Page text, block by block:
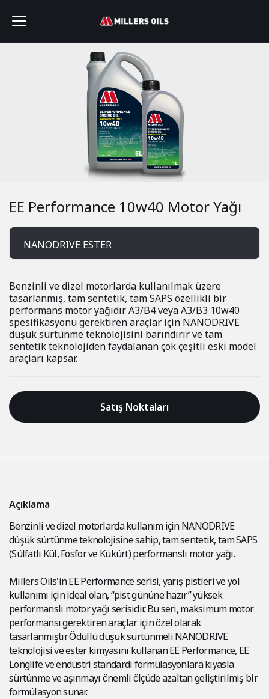
EE Performance 10w40 Motor Yağı
NANODRIVE ESTER
Benzinli ve dizel motorlarda kullanılmak üzere
tasarlanmış, tam sentetik, tam SAPS özellikli bir
performans motor yağıdır. A3/B4 veya A3/B3 10w40
spesifikasyonu gerektiren araçlar için NANODRIVE
düşük sürtünme teknolojisini barındırır ve tam
sentetik teknolojiden faydalanan çok çeşitli eski model
araçları kapsar.
Satış Noktaları
Açıklama
Benzinli ve dizel motorlarda kullanım için NANODRIVE
düşük sürtünme teknolojisine sahip, tam sentetik, tam SAPS
(Sülfatlı Kül, Fosfor ve Kükürt) performanslı motor yağı.
Millers Oils'in EE Performance serisi, yarış pistleri ve yol
kullanımı için ideal olan, “pist gününe hazır” yüksek
performanslı motor yağı serisidir. Bu seri, maksimum motor
performansı gerektiren araçlar için özel olarak
tasarlanmıştır. Ödüllü düşük sürtünmeli NANODRIVE
teknolojisi ve ester kimyasını kullanan EE Performance, EE
Longlife ve endüstri standardı formülasyonlara kıyasla
sürtünme ve aşınmayı önemli ölçüde azaltan geliştirilmiş bir
formülasyon sunar.